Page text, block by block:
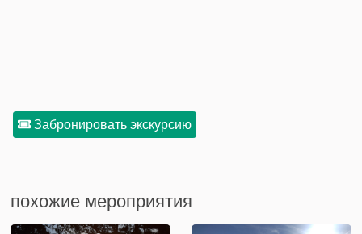
Забронировать экскурсию
похожие мероприятия